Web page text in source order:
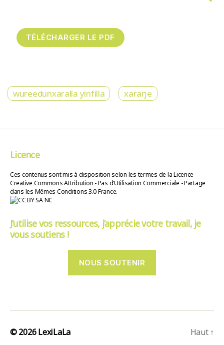
wureedunxaralla yinfilla xaraŋe
Licence
Ces contenus sont mis à disposition selon les termes de la Licence
Creative Commons Attribution - Pas d’Utilisation Commerciale - Partage
dans les Mêmes Conditions 3.0 France.
J’utilise vos ressources, j’apprécie votre travail, je
vous soutiens !
NOUS SOUTENIR
© 2026LexiLaLa Haut ↑